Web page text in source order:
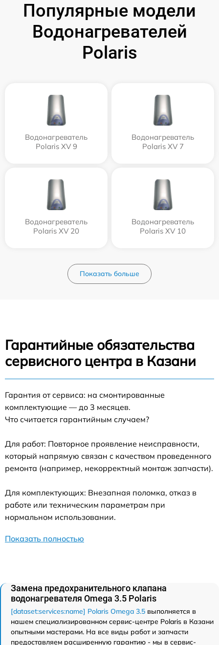
Популярные модели
Водонагревателей
Polaris
Водонагреватель
Polaris XV 9
Водонагреватель
Polaris XV 7
Водонагреватель
Polaris XV 20
Водонагреватель
Polaris XV 10
Показать больше
Гарантийные обязательства
сервисного центра в Казани
Гарантия от сервиса: на смонтированные
комплектующие — до 3 месяцев.
Что считается гарантийным случаем?
Для работ: Повторное проявление неисправности,
который напрямую связан с качеством проведенного
ремонта (например, некорректный монтаж запчасти).
Для комплектующих: Внезапная поломка, отказ в
работе или техническим параметрам при
нормальном использовании.
Показать полностью
Замена предохранительного клапана
водонагревателя Omega 3.5 Polaris
[dataset:services:name] Polaris Omega 3.5 выполняется в
нашем специализированном сервис-центре Polaris в Казани
опытными мастерами. На все виды работ и запчасти
предоставляем расширенную гарантию - мы в сервис-